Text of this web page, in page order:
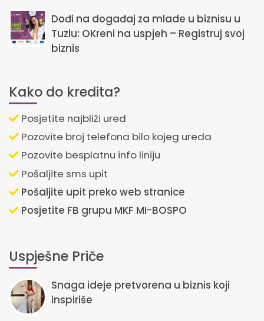
Dođi na događaj za mlade u biznisu u
Tuzlu: OKreni na uspjeh – Registruj svoj
biznis
Kako do kredita?
Posjetite najbliži ured
Pozovite broj telefona bilo kojeg ureda
Pozovite besplatnu info liniju
Pošaljite sms upit
Pošaljite upit preko web stranice
Posjetite FB grupu MKF MI-BOSPO
Uspješne Priče
Snaga ideje pretvorena u biznis koji
inspiriše